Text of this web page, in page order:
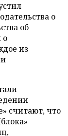
о
об
о
из
считают, что